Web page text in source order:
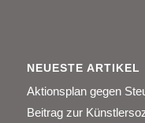
NEUESTE ARTIKEL
Aktionsplan gegen
Beitrag zur